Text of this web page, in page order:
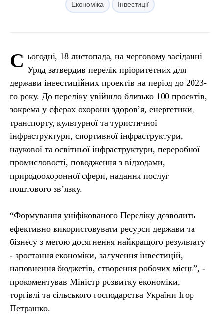
Економіка Інвестиції
С ьогодні, 18 листопада, на черговому засіданні
Уряд затвердив перелік пріоритетних для
держави інвестиційних проектів на період до 2023-
го року. До переліку увійшло близько 100 проектів,
зокрема у сферах охорони здоров’я, енергетики,
транспорту, культурної та туристичної
інфраструктури, спортивної інфраструктури,
наукової та освітньої інфраструктури, переробної
промисловості, поводження з відходами,
природоохоронної сфери, надання послуг
поштового зв’язку.
“Формування уніфікованого Переліку дозволить
ефективно використовувати ресурси держави та
бізнесу з метою досягнення найкращого результату
- зростання економіки, залучення інвестицій,
наповнення бюджетів, створення робочих місць”, -
прокоментував Міністр розвитку економіки,
торгівлі та сільського господарства України Ігор
Петрашко.